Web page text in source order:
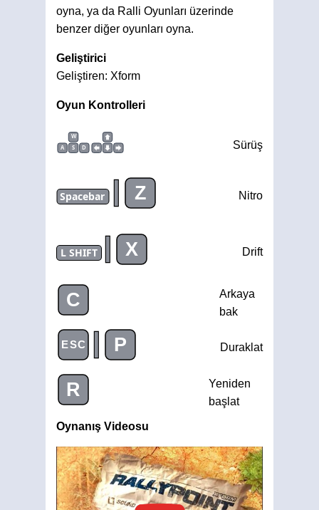
oyna, ya da Ralli Oyunları üzerinde
benzer diğer oyunları oyna.
Geliştirici
Geliştiren: Xform
Oyun Kontrolleri
W
A
S D Sürüş
Spacebar | Z Nitro
L SHIFT | X Drift
C
Arkaya
bak
ESC | P Duraklat
R
Yeniden
başlat
Oynanış Videosu